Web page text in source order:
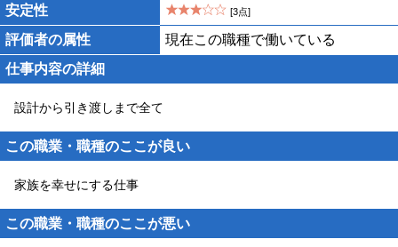
安定性 [3点]
評価者の属性
現在この職種で働いている
仕事内容の詳細
設計から引き渡しまで全て
この職業・職種のここが良い
家族を幸せにする仕事
この職業・職種のここが悪い